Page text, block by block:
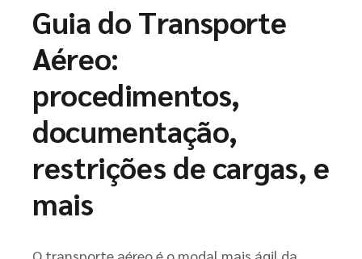
Guia do Transporte
Aéreo:
procedimentos,
documentação,
restrições de cargas, e
mais
O transporte aéreo é o modal mais ágil da